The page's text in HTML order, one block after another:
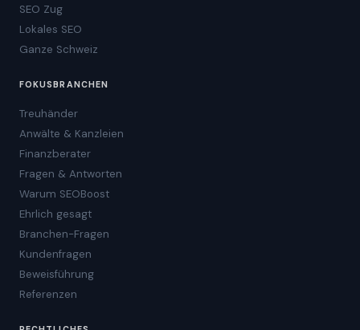
SEO Zug
Lokales SEO
Ganze Schweiz
FOKUSBRANCHEN
Treuhänder
Anwälte & Kanzleien
Finanzberater
Fragen & Antworten
Warum SEOBoost
Ehrlich gesagt
Branchen-Fragen
Kundenfragen
Beweisführung
Referenzen